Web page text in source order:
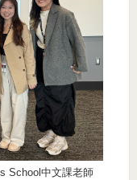
School中文課老師